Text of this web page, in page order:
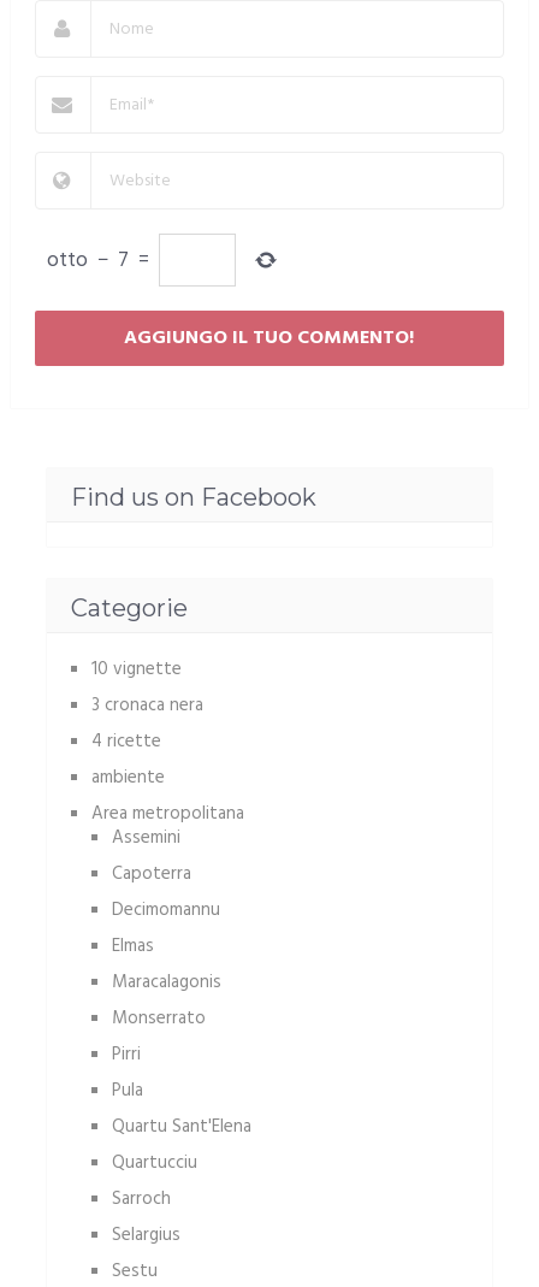
otto − 7 =
Find us on Facebook
Categorie
10 vignette
3 cronaca nera
4 ricette
ambiente
Area metropolitana
Assemini
Capoterra
Decimomannu
Elmas
Maracalagonis
Monserrato
Pirri
Pula
Quartu Sant'Elena
Quartucciu
Sarroch
Selargius
Sestu